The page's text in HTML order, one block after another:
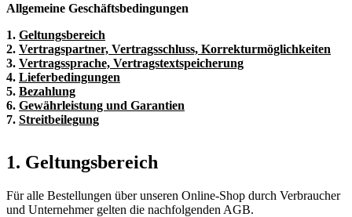
Allgemeine Geschäftsbedingungen
1. Geltungsbereich
2. Vertragspartner, Vertragsschluss, Korrekturmöglichkeiten
3. Vertragssprache, Vertragstextspeicherung
4. Lieferbedingungen
5. Bezahlung
6. Gewährleistung und Garantien
7. Streitbeilegung
1. Geltungsbereich
Für alle Bestellungen über unseren Online-Shop durch Verbraucher
und Unternehmer gelten die nachfolgenden AGB.